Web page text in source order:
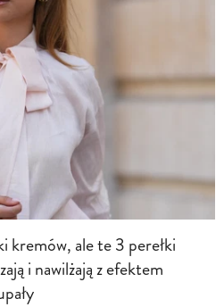
kremów, ale te 3 perełki
i nawilżają z efektem